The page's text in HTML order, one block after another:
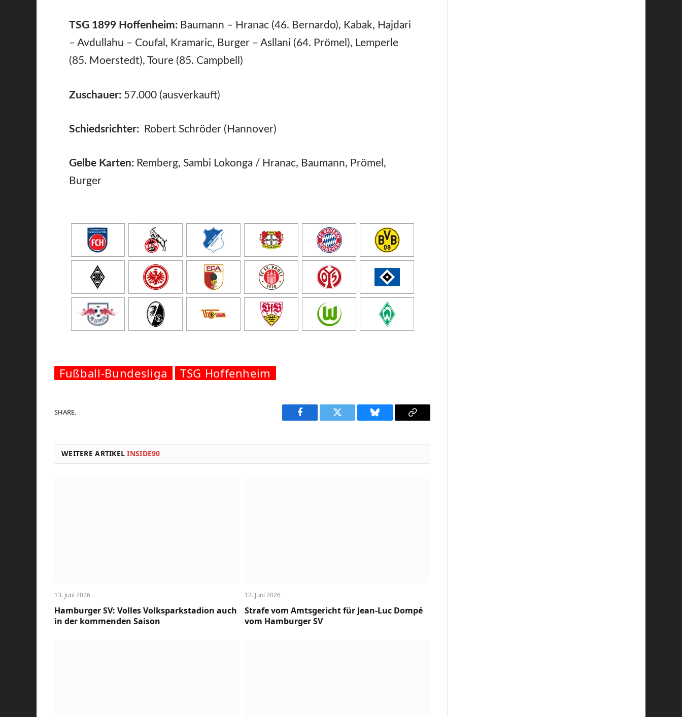
TSG 1899 Hoffenheim: Baumann – Hranac (46. Bernardo), Kabak, Hajdari
– Avdullahu – Coufal, Kramaric, Burger – Asllani (64. Prömel), Lemperle
(85. Moerstedt), Toure (85. Campbell)
Zuschauer: 57.000 (ausverkauft)
Schiedsrichter: Robert Schröder (Hannover)
Gelbe Karten: Remberg, Sambi Lokonga / Hranac, Baumann, Prömel,
Burger
Fußball-Bundesliga TSG Hoffenheim
SHARE.
Facebook Twitter Bluesky
Copy
WEITERE ARTIKELINSIDE90
13. Juni 2026
Hamburger SV: Volles Volksparkstadion auch
in der kommenden Saison
12. Juni 2026
Strafe vom Amtsgericht für Jean-Luc Dompé
vom Hamburger SV